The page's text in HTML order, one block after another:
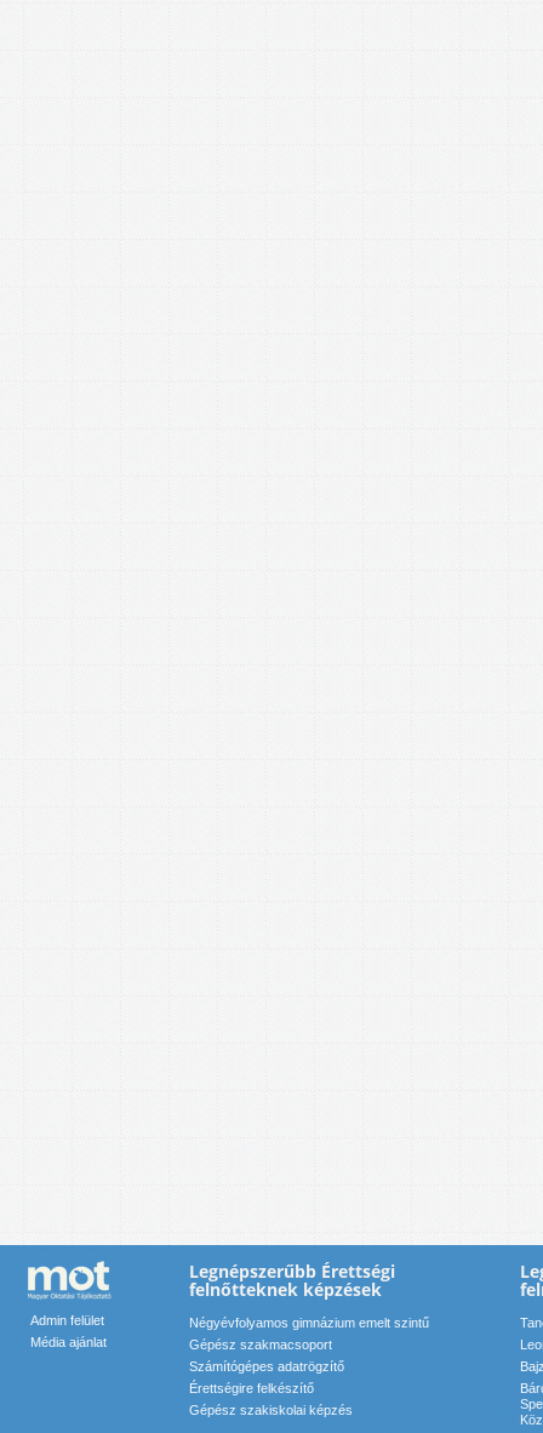
Admin felület
Média ajánlat
Legnépszerűbb Érettségi
felnőtteknek képzések
Négyévfolyamos gimnázium emelt szintű
Gépész szakmacsoport
Számítógépes adatrögzítő
Érettségire felkészítő
Gépész szakiskolai képzés